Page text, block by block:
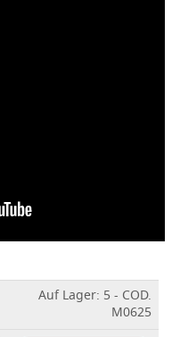
Auf Lager: 5 - COD.
M0625